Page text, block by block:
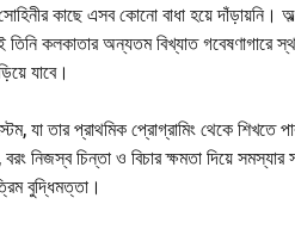
কাছে এসব কোনো বাধা হয়ে দাঁড়ায়নি।
কলকাতার অন্যতম বিখ্যাত গবেষণাগারে
যাবে।
যা তার প্রাথমিক প্রোগ্রামিং থেকে শিখতে
বরং নিজস্ব চিন্তা ও বিচার ক্ষমতা দিয়ে
বুদ্ধিমত্তা।